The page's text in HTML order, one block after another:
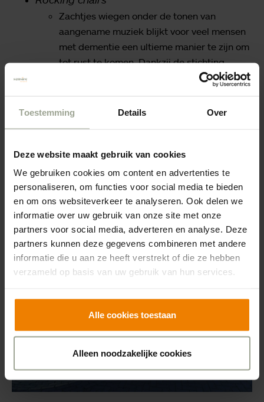
Toestemming Details Over
Deze website maakt gebruik van cookies
We gebruiken cookies om content en advertenties te
personaliseren, om functies voor social media te bieden
en om ons websiteverkeer te analyseren. Ook delen we
informatie over uw gebruik van onze site met onze
partners voor social media, adverteren en analyse. Deze
partners kunnen deze gegevens combineren met andere
informatie die u aan ze heeft verstrekt of die ze hebben
verzameld op basis van uw gebruik van hun services.
Alle cookies toestaan
Alleen noodzakelijke cookies
Zachtjes wiegen onder de tonen van
aangename muziek blijkt voor veel mensen
met dementie een ultieme manier te zijn om
tot rust te komen. Dankzij de stichting
TBBLZ heeft Sensire Den Ooiman nu twee
woongroepen Dorpsweg en Weidepad, en
chairs.